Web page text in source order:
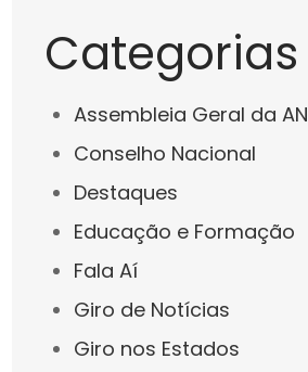
Categorias
Assembleia Geral da
Conselho Nacional
Destaques
Educação e Formação
Fala Aí
Giro de Notícias
Giro nos Estados